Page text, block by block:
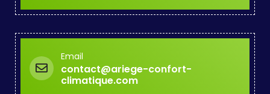
Email
contact@ariege-confort-
climatique.com